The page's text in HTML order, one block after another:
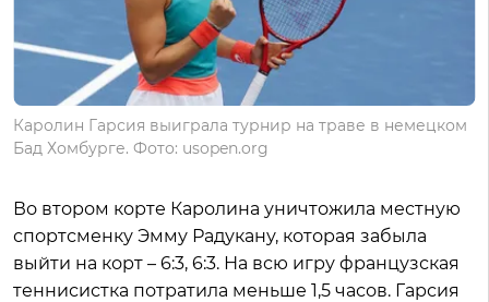
Каролин Гарсия выиграла турнир на траве в немецком
Бад Хомбурге. Фото: usopen.org
Во втором корте Каролина уничтожила местную
спортсменку Эмму Радукану, которая забыла
выйти на корт – 6:3, 6:3. На всю игру французская
теннисистка потратила меньше 1,5 часов. Гарсия